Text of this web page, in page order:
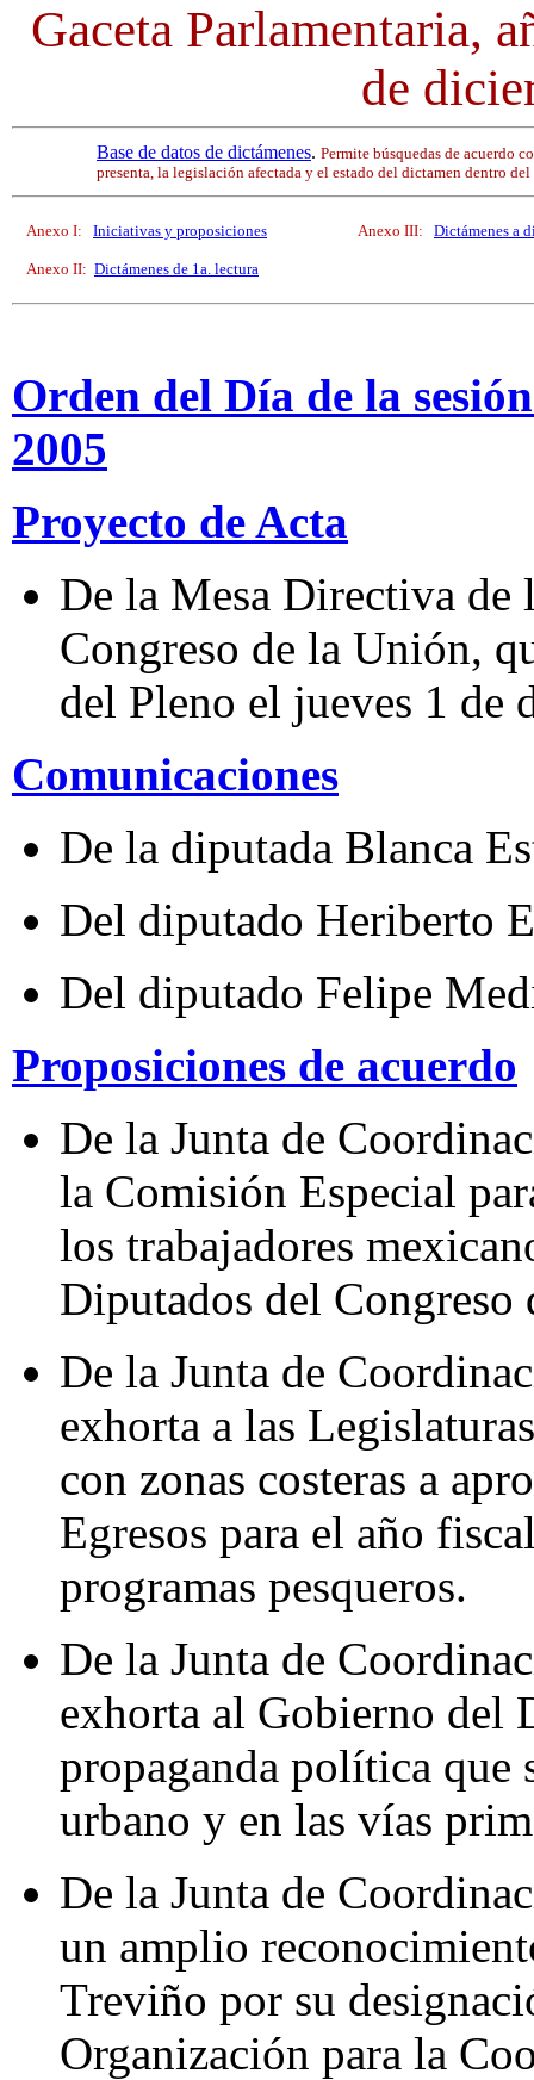
Gaceta Parlamentaria,
de
Base de datos de dictámenes. Permite búsquedas de acuerdo
presenta, la legislación afectada y el estado del dictamen dentro
Anexo I: Iniciativas y proposiciones
Anexo II: Dictámenes de 1a. lectura
Anexo III: Dictámenes a
Orden del Día de la
2005
Proyecto de Acta
De la Mesa Directiva de
Congreso de la Unión,
del Pleno el jueves 1 de
Comunicaciones
De la diputada Blanca
Del diputado Heriberto
Del diputado Felipe
Proposiciones de acuerdo
De la Junta de
la Comisión Especial
los trabajadores
Diputados del Congreso
De la Junta de
exhorta a las
con zonas costeras a
Egresos para el año
programas pesqueros.
De la Junta de
exhorta al Gobierno del
propaganda política que
urbano y en las vías
De la Junta de
un amplio
Treviño por su
Organización para la